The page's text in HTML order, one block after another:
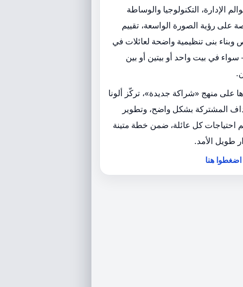
الإدارة، التكنولوجيا والوساطة
على رؤية الصورة الواسعة، تقييم
وبناء بنى تنظيمية واضحة لعائلات في
– سواء في بيت واحد أو بيتين أو بين
على منهج «شراكة جديدة»، تركّز ألونا
المشتركة بشكل واضح، وتطوير
احتياجات كل عائلة، ضمن خطة متينة
طويل الأمد.
اضغطوا هنا